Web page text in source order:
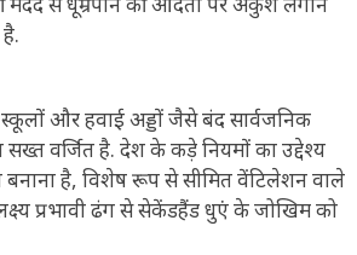
और हवाई अड्डों जैसे बंद सार्वजनिक
सख्त वर्जित है. देश के कड़े नियमों का उद्देश्य
बनाना है, विशेष रूप से सीमित वेंटिलेशन वाले
लक्ष्य प्रभावी ढंग से सेकेंडहैंड धुएं के जोखिम को